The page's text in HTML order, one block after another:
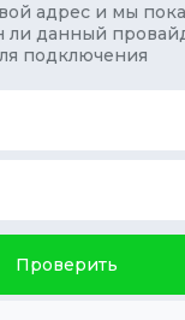
адрес и мы
ли данный
подключения
Проверить